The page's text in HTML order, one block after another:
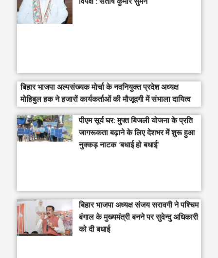
बिहार भाजपा अल्पसंख्यक मोर्चा के नवनियुक्त प्रदेश अध्यक्ष
मोहिबुल हक ने हजारों कार्यकर्ताओं की मौजूदगी में संभाला दायित्व
पीएम सूर्य घर: मुफ्त बिजली योजना के प्रति
जागरूकता बढ़ाने के लिए देशभर में शुरू हुआ
नुक्कड़ नाटक ‘बधाई हो बधाई’
‎बिहार भाजपा अध्यक्ष संजय सरावगी ने पश्चिम
बंगाल के मुख्यमंत्री बनने पर सुवेन्दु अधिकारी
को दी बधाई